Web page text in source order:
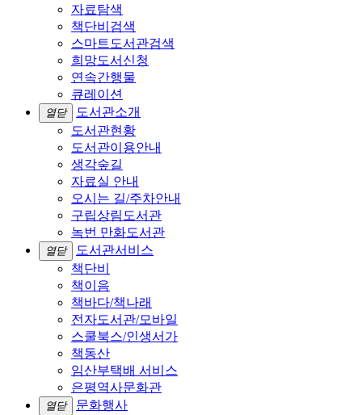
자료탐색
책단비검색
스마트도서관검색
희망도서신청
연속간행물
큐레이션
열닫
도서관소개
도서관현황
도서관이용안내
생각숲길
자료실 안내
오시는 길/주차안내
구립상림도서관
녹번 만화도서관
열닫
도서관서비스
책단비
책이음
책바다/책나래
전자도서관/모바일
스쿨북스/인생서가
책동산
임산부택배 서비스
은평역사문화관
열닫
문화행사